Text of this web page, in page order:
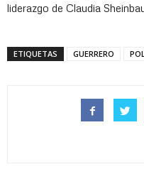
liderazgo de Claudia
ETIQUETAS GUERRERO